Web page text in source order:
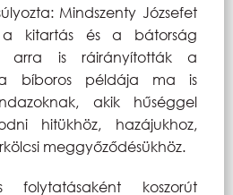
Mindszenty Józsefet
a kitartás és a bátorság
arra is ráirányították a
bíboros példája ma is
akik hűséggel
hitükhöz, hazájukhoz,
meggyőződésükhöz.
folytatásaként koszorút